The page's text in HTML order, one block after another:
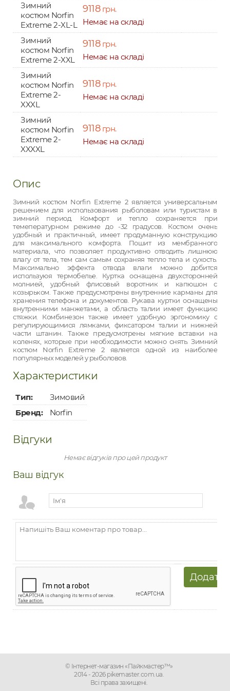
Зимний
костюм Norfin
Extreme 2-XL-L
9118грн.
Немає на складі
Зимний
костюм Norfin
Extreme 2-XXL
9118грн.
Немає на складі
Зимний
костюм Norfin
Extreme 2-
XXXL
9118грн.
Немає на складі
Зимний
костюм Norfin
Extreme 2-
XXXXL
9118грн.
Немає на складі
Опис
Зимний костюм Norfin Extreme 2 является универсальным
решением для использования рыболовам или туристам в
зимний период. Комфорт и тепло сохраняется при
темепературном режиме до -32 градусов. Костюм очень
удобный и практичный, имеет продуманную конструкцию
для максимального комфорта. Пошит из мембранного
материала, что позволяет продуктивно отводить лишнюю
влагу от тела, тем сам самым сохраняя тепло тела и сухость.
Максимально эффекта отвода влаги можно добится
используюя термобелье. Куртка оснащена двухсторонней
молнией, удобный флисовый воротник и капюшон с
козырьком. Также предусмотрены внутренние карманы для
хранения телефона и документов. Рукава куртки оснащены
внутренними манжетами, а область талии имеет функцию
стяжки. Комбинезон также имеет удобную эргономику с
регулирующимися лямками, фиксатором талии и нижней
части штанин. Также предусмотрены мягкие вставки на
коленях, которые при необходимости можно снять. Зимний
костюм Norfin Extreme 2 является одной из наиболее
популярных моделей у рыболовов.
Характеристики
Тип:
Зимовий
Бренд:
Norfin
Відгуки
Немає відгуків про цей продукт
Ваш відгук
© Інтернет-магазин «Пайкмастер™»
2014 - 2026 pikemaster.com.ua.
Всі права захищені.